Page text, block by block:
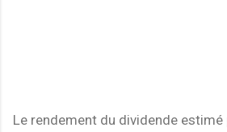
Le rendement du dividende